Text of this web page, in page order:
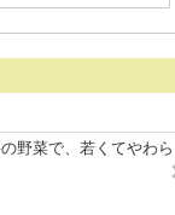
野菜で、若くてやわら